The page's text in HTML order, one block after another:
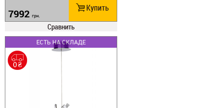
7992 грн.
Купить
Сравнить
ЕСТЬ НА СКЛАДЕ